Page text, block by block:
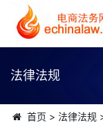
法律法规
首页 > 法律法规